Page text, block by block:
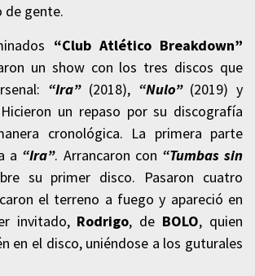
de gente.
“Club Atlético Breakdown”
un show con los tres discos que
“Ira”(2018), “Nulo”(2019) y
un repaso por su discografía
cronológica. La primera parte
a “Ira”. Arrancaron con “Tumbas sin
su primer disco. Pasaron cuatro
el terreno a fuego y apareció en
invitado, Rodrigo, de BOLO, quien
en el disco, uniéndose a los guturales